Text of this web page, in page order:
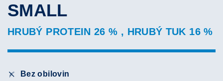
SMALL
HRUBÝ PROTEIN 26 % , HRUBÝ TUK 16 %
Bez obilovin